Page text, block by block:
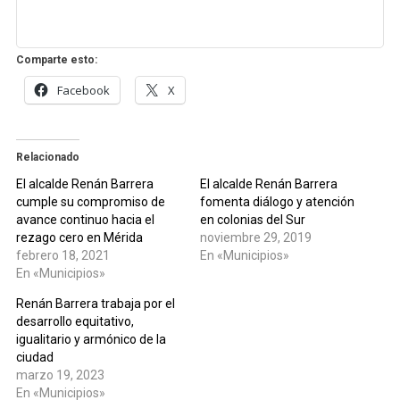
Comparte esto:
Facebook X
Relacionado
El alcalde Renán Barrera
cumple su compromiso de
avance continuo hacia el
rezago cero en Mérida
febrero 18, 2021
En «Municipios»
El alcalde Renán Barrera
fomenta diálogo y atención
en colonias del Sur
noviembre 29, 2019
En «Municipios»
Renán Barrera trabaja por el
desarrollo equitativo,
igualitario y armónico de la
ciudad
marzo 19, 2023
En «Municipios»